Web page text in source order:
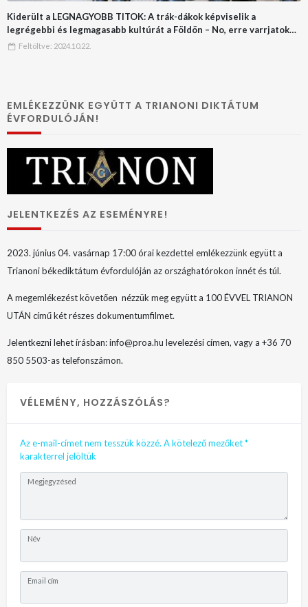
Kiderült a LEGNAGYOBB TITOK: A trák-dákok képviselik a
legrégebbi és legmagasabb kultúrát a Földön – No, erre varrjatok
gombot!!
Feltöltve: 2024.10.22.
EMLÉKEZZÜNK EGYÜTT A TRIANONI DIKTÁTUM
ÉVFORDULÓJÁN!
JELENTKEZÉS AZ ESEMÉNYRE!
2023. június 04. vasárnap 17:00 órai kezdettel emlékezzünk együtt a
Trianoni békediktátum évfordulóján az országhatórokon innét és túl.
A megemlékezést követően nézzük meg együtt a 100 ÉVVEL TRIANON
UTÁN című két részes dokumentumfilmet.
Jelentkezni lehet írásban: info@proa.hu levelezési címen, vagy a +36 70
850 5503-as telefonszámon.
VÉLEMÉNY, HOZZÁSZÓLÁS?
Az e-mail-címet nem tesszük közzé. A kötelező mezőket*
karakterrel jelöltük
Megjegyzésed
Név
Email cím